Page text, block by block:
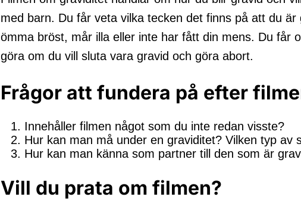
med barn. Du får veta vilka tecken det finns på att du
ömma bröst, mår illa eller inte har fått din mens. Du får
göra om du vill sluta vara gravid och göra abort.
Frågor att fundera på efter
Innehåller filmen något som du inte redan visste?
Hur kan man må under en graviditet? Vilken typ av
Hur kan man känna som partner till den som är
Vill du prata om filmen?